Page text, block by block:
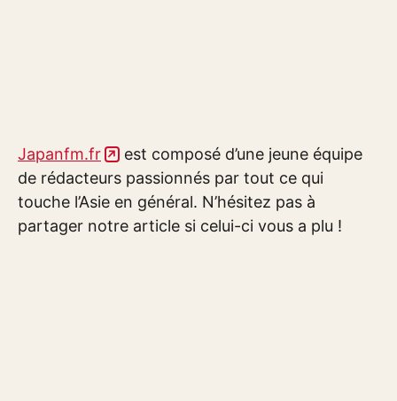
Japanfm.fr
est composé d’une jeune équipe
de rédacteurs passionnés par tout ce qui
touche l’Asie en général. N’hésitez pas à
partager notre article si celui-ci vous a plu !